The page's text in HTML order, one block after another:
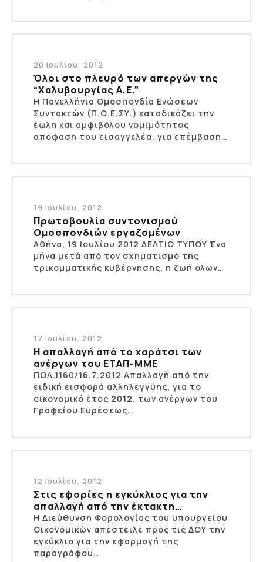
20 Ιουλίου, 2012
Όλοι στο πλευρό των απεργών της
“Χαλυβουργίας Α.Ε.”
Η Πανελλήνια Ομοσπονδία Ενώσεων
Συντακτών (Π.Ο.Ε.ΣΥ.) καταδικάζει την
έωλη και αμφιβόλου νομιμότητος
απόφαση του εισαγγελέα, για επέμβαση…
19 Ιουλίου, 2012
Πρωτοβουλία συντονισμού
Ομοσπονδιών εργαζομένων
Αθήνα, 19 Ιουλίου 2012 ΔΕΛΤΙΟ ΤΥΠΟΥ Ένα
μήνα μετά από τον σχηματισμό της
τρικομματικής κυβέρνησης, η ζωή όλων…
17 Ιουλίου, 2012
Η απαλλαγή από το χαράτσι των
ανέργων του ΕΤΑΠ-ΜΜΕ
ΠΟΛ.1160/16.7.2012 Απαλλαγή από την
ειδική εισφορά αλληλεγγύης, για το
οικονομικό έτος 2012, των ανέργων του
Γραφείου Ευρέσεως…
12 Ιουλίου, 2012
Στις εφορίες η εγκύκλιος για την
απαλλαγή από την έκτακτη…
Η Διεύθυνση Φορολογίας του υπουργείου
Οικονομικών απέστειλε προς τις ΔΟΥ την
εγκύκλιο για την εφαρμογή της
παραγράφου…